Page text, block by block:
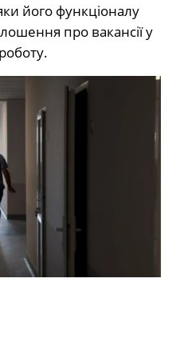
його функціоналу
про вакансії у